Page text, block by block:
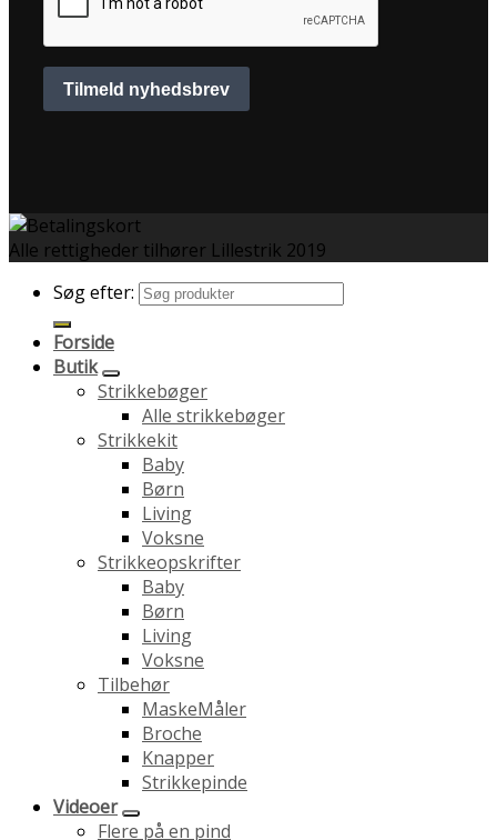
Alle rettigheder tilhører Lillestrik 2019
Søg efter:
Forside
Butik
Strikkebøger
Alle strikkebøger
Strikkekit
Baby
Børn
Living
Voksne
Strikkeopskrifter
Baby
Børn
Living
Voksne
Tilbehør
MaskeMåler
Broche
Knapper
Strikkepinde
Videoer
Flere på en pind